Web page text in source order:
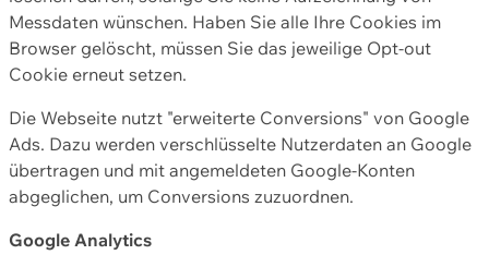
Messdaten wünschen. Haben Sie alle Ihre Cookies im
Browser gelöscht, müssen Sie das jeweilige Opt-out
Cookie erneut setzen.
Die Webseite nutzt "erweiterte Conversions" von Google
Ads. Dazu werden verschlüsselte Nutzerdaten an Google
übertragen und mit angemeldeten Google-Konten
abgeglichen, um Conversions zuzuordnen.
Google Analytics